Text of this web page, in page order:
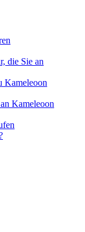
die Sie an
Kameleoon
Kameleoon